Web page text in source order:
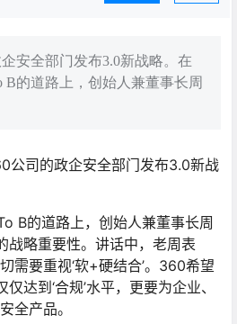
安全部门发布3.0新战略。在
B的道路上，创始人兼董事长周
公司的政企安全部门发布3.0新战
B的道路上，创始人兼董事长周
战略重要性。讲话中，老周表
需要重视‘软+硬结合’。360希望
达到‘合规’水平，更要为企业、
全产品。